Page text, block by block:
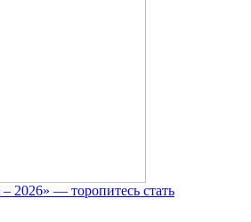
2026» — торопитесь стать